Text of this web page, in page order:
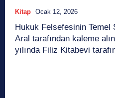
Kitap Ocak 12, 2026
Hukuk Felsefesinin Temel
Aral tarafından kaleme
yılında Filiz Kitabevi